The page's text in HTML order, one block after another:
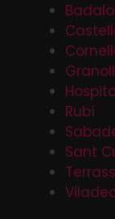
Rubí
Sant